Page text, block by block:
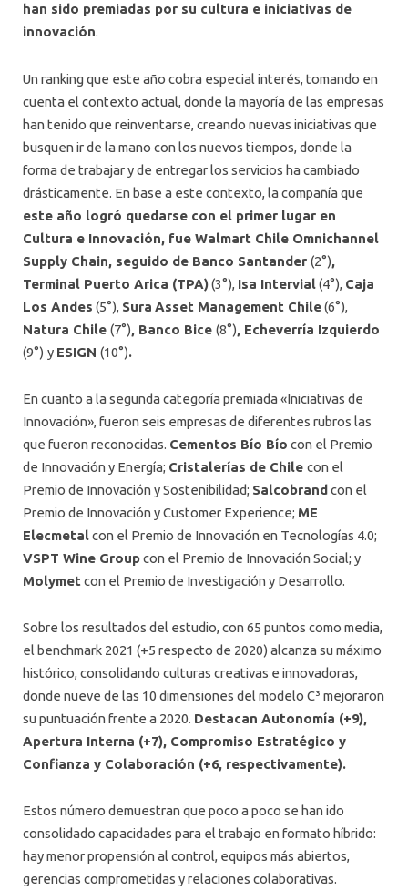
han sido premiadas por su cultura e iniciativas de
innovación.
Un ranking que este año cobra especial interés, tomando en
cuenta el contexto actual, donde la mayoría de las empresas
han tenido que reinventarse, creando nuevas iniciativas que
busquen ir de la mano con los nuevos tiempos, donde la
forma de trabajar y de entregar los servicios ha cambiado
drásticamente. En base a este contexto, la compañía que
este año logró quedarse con el primer lugar en
Cultura e Innovación, fue Walmart Chile Omnichannel
Supply Chain, seguido de Banco Santander (2°),
Terminal Puerto Arica (TPA)(3°), Isa Intervial(4°), Caja
Los Andes (5°), Sura Asset Management Chile(6°),
Natura Chile (7°), Banco Bice (8°), Echeverría Izquierdo
(9°) y ESIGN (10°).
En cuanto a la segunda categoría premiada «Iniciativas de
Innovación», fueron seis empresas de diferentes rubros las
que fueron reconocidas. Cementos Bío Bío con el Premio
de Innovación y Energía; Cristalerías de Chile con el
Premio de Innovación y Sostenibilidad; Salcobrand con el
Premio de Innovación y Customer Experience; ME
Elecmetalcon el Premio de Innovación en Tecnologías 4.0;
VSPT Wine Groupcon el Premio de Innovación Social; y
Molymet con el Premio de Investigación y Desarrollo.
Sobre los resultados del estudio, con 65 puntos como media,
el benchmark 2021 (+5 respecto de 2020) alcanza su máximo
histórico, consolidando culturas creativas e innovadoras,
donde nueve de las 10 dimensiones del modelo C³ mejoraron
su puntuación frente a 2020. Destacan Autonomía (+9),
Apertura Interna (+7), Compromiso Estratégico y
Confianza y Colaboración (+6, respectivamente).
Estos número demuestran que poco a poco se han ido
consolidado capacidades para el trabajo en formato híbrido:
hay menor propensión al control, equipos más abiertos,
gerencias comprometidas y relaciones colaborativas.